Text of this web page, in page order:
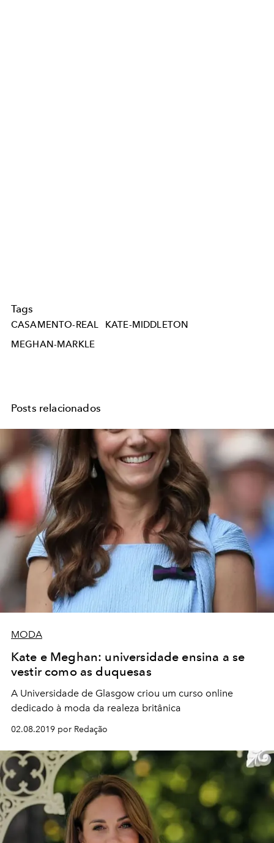
Tags
CASAMENTO-REAL
KATE-MIDDLETON
MEGHAN-MARKLE
Posts relacionados
MODA
Kate e Meghan: universidade ensina a se
vestir como as duquesas
A Universidade de Glasgow criou um curso online
dedicado à moda da realeza britânica
02.08.2019 por Redação